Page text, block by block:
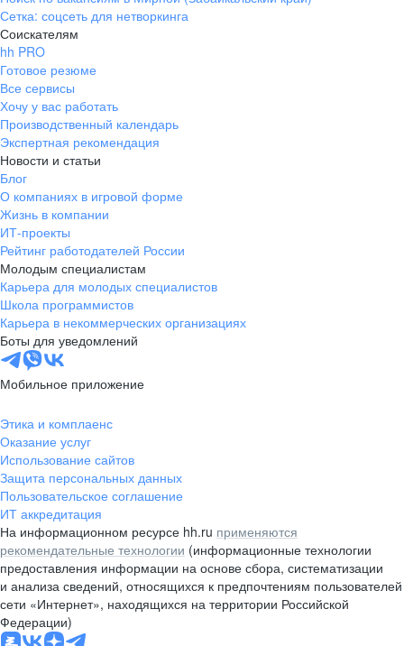
Сетка: соцсеть для нетворкинга
Соискателям
hh PRO
Готовое резюме
Все сервисы
Хочу у вас работать
Производственный календарь
Экспертная рекомендация
Новости и статьи
Блог
О компаниях в игровой форме
Жизнь в компании
ИТ-проекты
Рейтинг работодателей России
Молодым специалистам
Карьера для молодых специалистов
Школа программистов
Карьера в некоммерческих организациях
Боты для уведомлений
Мобильное приложение
Этика и комплаенс
Оказание услуг
Использование сайтов
Защита персональных данных
Пользовательское соглашение
ИТ аккредитация
На информационном ресурсе hh.ru применяются
рекомендательные технологии (информационные технологии
предоставления информации на основе сбора, систематизации
и анализа сведений, относящихся к предпочтениям пользователей
сети «Интернет», находящихся на территории Российской
Федерации)